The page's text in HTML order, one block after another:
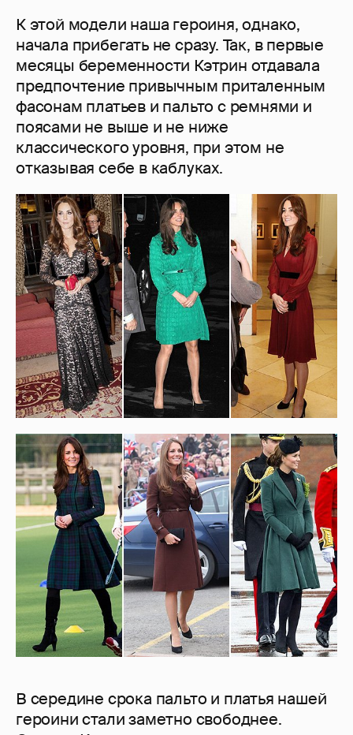
К этой модели наша героиня, однако,
начала прибегать не сразу. Так, в первые
месяцы беременности Кэтрин отдавала
предпочтение привычным приталенным
фасонам платьев и пальто с ремнями и
поясами не выше и не ниже
классического уровня, при этом не
отказывая себе в каблуках.
В середине срока пальто и платья нашей
героини стали заметно свободнее.